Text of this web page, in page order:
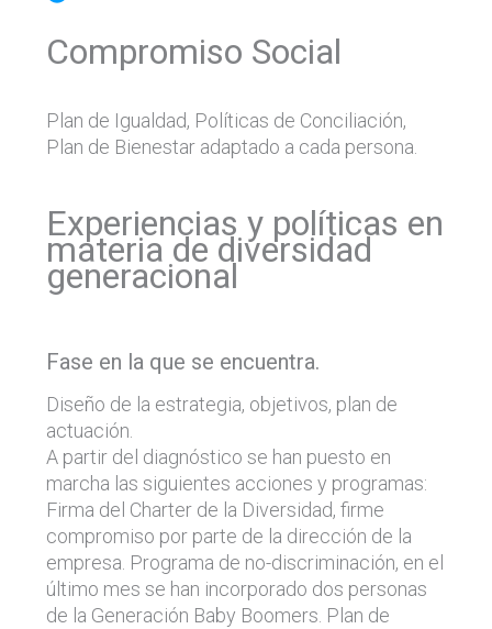
Compromiso Social
Plan de Igualdad, Políticas de Conciliación,
Plan de Bienestar adaptado a cada persona.
Experiencias y políticas en
materia de diversidad
generacional
Fase en la que se encuentra.
Diseño de la estrategia, objetivos, plan de
actuación.
A partir del diagnóstico se han puesto en
marcha las siguientes acciones y programas:
Firma del Charter de la Diversidad, firme
compromiso por parte de la dirección de la
empresa. Programa de no-discriminación, en el
último mes se han incorporado dos personas
de la Generación Baby Boomers. Plan de